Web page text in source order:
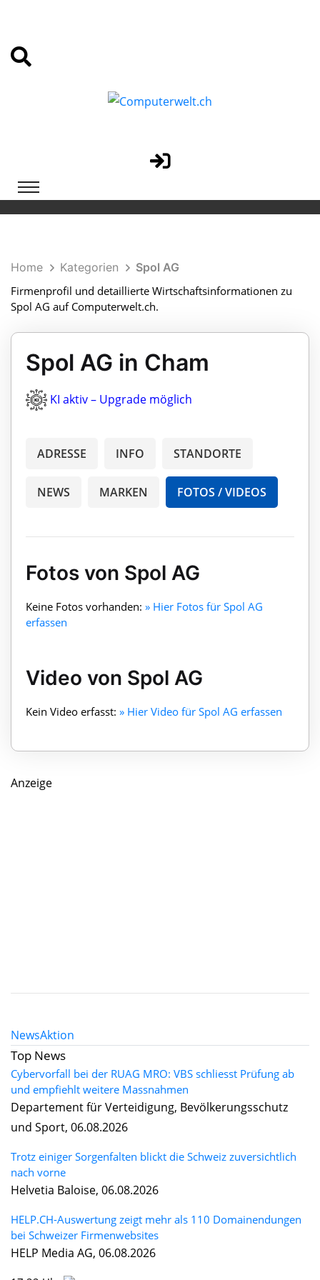
Home Kategorien
Spol AG
Firmenprofil und detaillierte Wirtschaftsinformationen zu
Spol AG auf Computerwelt.ch.
Spol AG in Cham
KI aktiv – Upgrade möglich
ADRESSE INFO STANDORTE
NEWS MARKEN FOTOS / VIDEOS
Fotos von Spol AG
Keine Fotos vorhanden: » Hier Fotos für Spol AG
erfassen
Video von Spol AG
Kein Video erfasst: » Hier Video für Spol AG erfassen
Anzeige
NewsAktion
Top News
Cybervorfall bei der RUAG MRO: VBS schliesst Prüfung ab
und empfiehlt weitere Massnahmen
Departement für Verteidigung, Bevölkerungsschutz
und Sport, 06.08.2026
Trotz einiger Sorgenfalten blickt die Schweiz zuversichtlich
nach vorne
Helvetia Baloise, 06.08.2026
HELP.CH-Auswertung zeigt mehr als 110 Domainendungen
bei Schweizer Firmenwebsites
HELP Media AG, 06.08.2026